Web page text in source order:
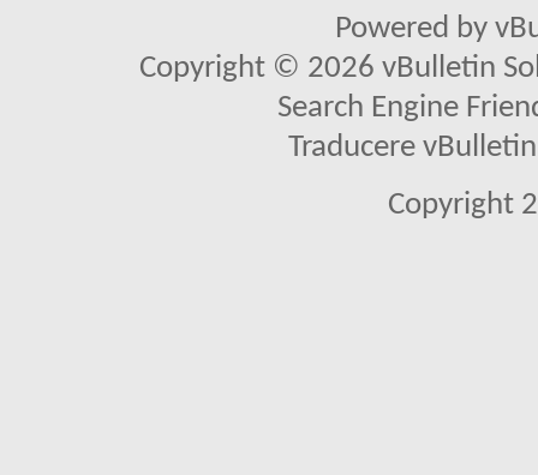
Powered by
Copyright © 2026 vBulletin
Search Engine
Traducere
Copyright